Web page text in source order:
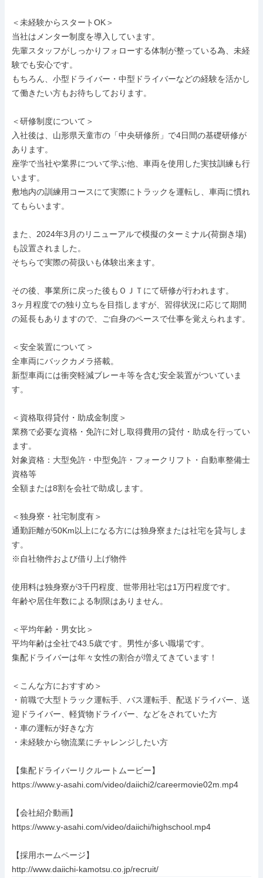
＜未経験からスタートOK＞
当社はメンター制度を導入しています。
先輩スタッフがしっかりフォローする体制が整っている為、未経
験でも安心です。
もちろん、小型ドライバー・中型ドライバーなどの経験を活かし
て働きたい方もお待ちしております。
＜研修制度について＞
入社後は、山形県天童市の「中央研修所」で4日間の基礎研修が
あります。
座学で当社や業界について学ぶ他、車両を使用した実技訓練も行
います。
敷地内の訓練用コースにて実際にトラックを運転し、車両に慣れ
てもらいます。
また、2024年3月のリニューアルで模擬のターミナル(荷捌き場)
も設置されました。
そちらで実際の荷扱いも体験出来ます。
その後、事業所に戻った後もＯＪＴにて研修が行われます。
3ヶ月程度での独り立ちを目指しますが、習得状況に応じて期間
の延長もありますので、ご自身のペースで仕事を覚えられます。
＜安全装置について＞
全車両にバックカメラ搭載。
新型車両には衝突軽減ブレーキ等を含む安全装置がついていま
す。
＜資格取得貸付・助成金制度＞
業務で必要な資格・免許に対し取得費用の貸付・助成を行ってい
ます。
対象資格：大型免許・中型免許・フォークリフト・自動車整備士
資格等
全額または8割を会社で助成します。
＜独身寮・社宅制度有＞
通勤距離が50Km以上になる方には独身寮または社宅を貸与しま
す。
※自社物件および借り上げ物件
使用料は独身寮が3千円程度、世帯用社宅は1万円程度です。
年齢や居住年数による制限はありません。
＜平均年齢・男女比＞
平均年齢は全社で43.5歳です。男性が多い職場です。
集配ドライバーは年々女性の割合が増えてきています！
＜こんな方におすすめ＞
・前職で大型トラック運転手、バス運転手、配送ドライバー、送
迎ドライバー、軽貨物ドライバー、などをされていた方
・車の運転が好きな方
・未経験から物流業にチャレンジしたい方
【集配ドライバーリクルートムービー】
https://www.y-asahi.com/video/daiichi2/careermovie02m.mp4
【会社紹介動画】
https://www.y-asahi.com/video/daiichi/highschool.mp4
【採用ホームページ】
http://www.daiichi-kamotsu.co.jp/recruit/